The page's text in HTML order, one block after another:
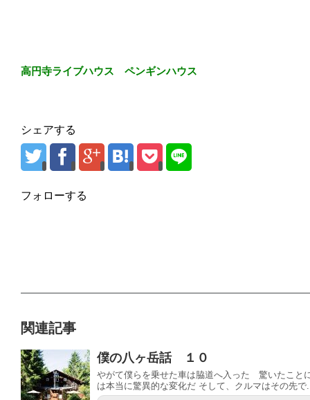
高円寺ライブハウス ペンギンハウス
シェアする
フォローする
関連記事
僕の八ヶ岳話 １０
やがて僕らを乗せた車は脇道へ入った 驚いたこ
は本当に驚異的な変化だ そして、クルマはその先で